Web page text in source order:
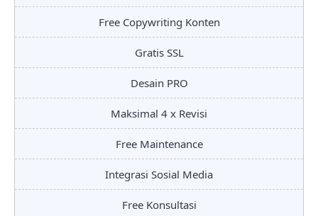
Free Copywriting Konten
Gratis SSL
Desain PRO
Maksimal 4 x Revisi
Free Maintenance
Integrasi Sosial Media
Free Konsultasi